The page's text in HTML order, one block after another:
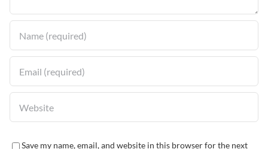
Save my name, email, and website in this browser for the next